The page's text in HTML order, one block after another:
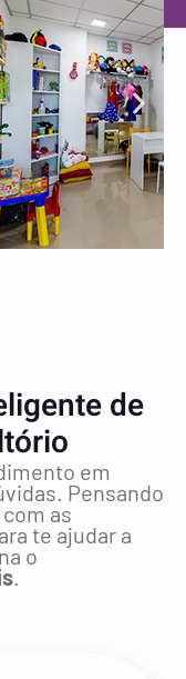
de
em
Pensando
as
te ajudar a
o